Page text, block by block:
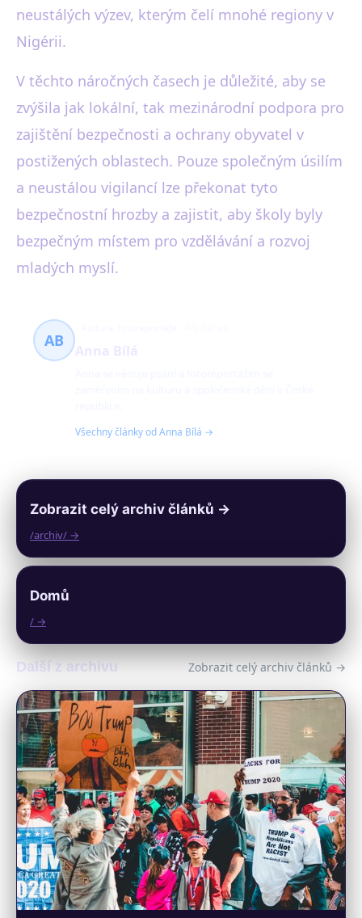
neustálých výzev, kterým čelí mnohé regiony v
Nigérii.
V těchto náročných časech je důležité, aby se
zvýšila jak lokální, tak mezinárodní podpora pro
zajištění bezpečnosti a ochrany obyvatel v
postižených oblastech. Pouze společným úsilím
a neustálou vigilancí lze překonat tyto
bezpečnostní hrozby a zajistit, aby školy byly
bezpečným místem pro vzdělávání a rozvoj
mladých myslí.
AB
Všechny články od Anna Bílá →
Zobrazit celý archiv článků →
/archiv/ →
Domů
/ →
Další z archivu Zobrazit celý archiv článků →